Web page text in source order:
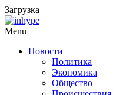
Загрузка
Menu
Новости
Политика
Экономика
Общество